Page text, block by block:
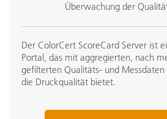
Überwachung der
Der ColorCert ScoreCard Server ist
Portal, das mit aggregierten, nach
gefilterten Qualitäts- und
die Druckqualität bietet.